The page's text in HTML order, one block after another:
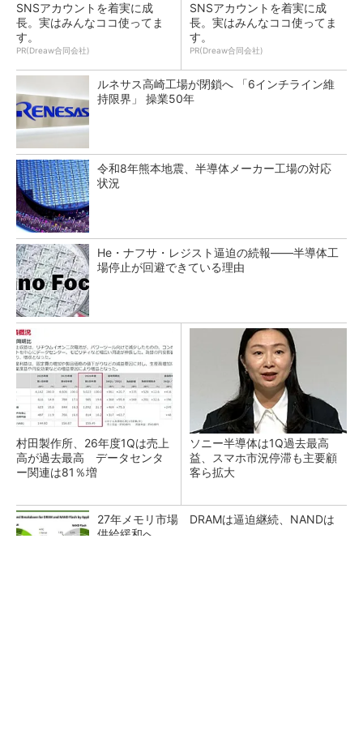
SNSアカウントを着実に成
長。実はみんなココ使ってま
す。
PR(Dreaw合同会社)
SNSアカウントを着実に成
長。実はみんなココ使ってま
す。
PR(Dreaw合同会社)
ルネサス高崎工場が閉鎖へ 「6インチライン維
持限界」 操業50年
令和8年熊本地震、半導体メーカー工場の対応
状況
He・ナフサ・レジスト逼迫の続報――半導体工
場停止が回避できている理由
村田製作所、26年度1Qは売上
高が過去最高 データセンタ
ー関連は81％増
ソニー半導体は1Q過去最高
益、スマホ市況停滞も主要顧
客ら拡大
27年メモリ市場 DRAMは逼迫継続、NANDは
供給緩和へ